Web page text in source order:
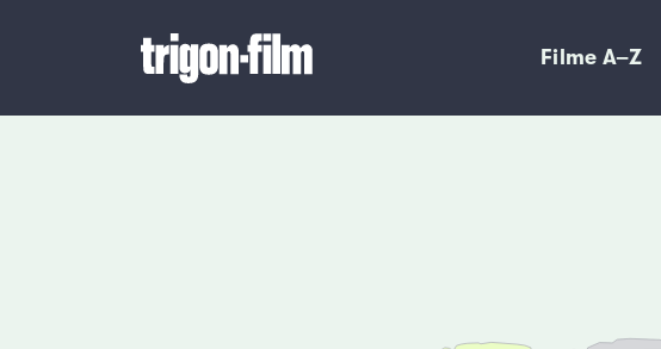
Filme A–Z